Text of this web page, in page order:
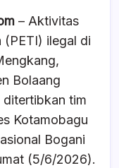
– Aktivitas
(PETI) ilegal di
Bolaang
tim
Kotamobagu
Bogani
(5/6/2026).